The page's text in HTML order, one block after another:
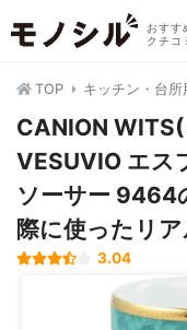
おすす
クチコ
TOP キッチン・台所
CANION
VESUVIO エス
ソーサー 9464
際に使ったリ
3.04